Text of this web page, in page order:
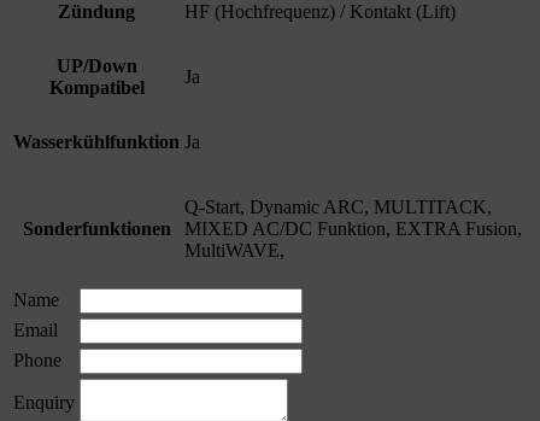
Zündung HF (Hochfrequenz) / Kontakt (Lift)
UP/Down
Kompatibel
Ja
Wasserkühlfunktion Ja
Sonderfunktionen
Q-Start, Dynamic ARC, MULTITACK,
MIXED AC/DC Funktion, EXTRA Fusion,
MultiWAVE,
Name
Email
Phone
Enquiry